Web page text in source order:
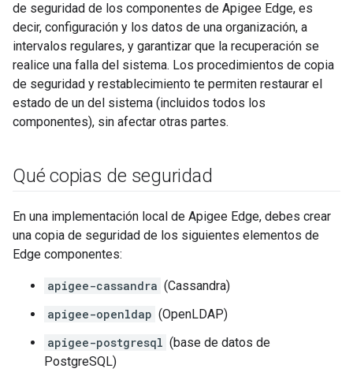
de seguridad de los componentes de Apigee Edge, es
decir, configuración y los datos de una organización, a
intervalos regulares, y garantizar que la recuperación se
realice una falla del sistema. Los procedimientos de copia
de seguridad y restablecimiento te permiten restaurar el
estado de un del sistema (incluidos todos los
componentes), sin afectar otras partes.
Qué copias de seguridad
En una implementación local de Apigee Edge, debes crear
una copia de seguridad de los siguientes elementos de
Edge componentes:
apigee-cassandra (Cassandra)
apigee-openldap (OpenLDAP)
apigee-postgresql (base de datos de
PostgreSQL)